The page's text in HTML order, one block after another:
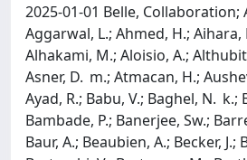
2025-01-01 Belle, Collaboration;
Aggarwal, L.; Ahmed, H.; Aihara,
Alhakami, M.; Aloisio, A.;
Asner, D. m.; Atmacan, H.;
Ayad, R.; Babu, V.; Baghel, N. k.;
Bambade, P.; Banerjee, Sw.;
Baur, A.; Beaubien, A.; Becker, J.;